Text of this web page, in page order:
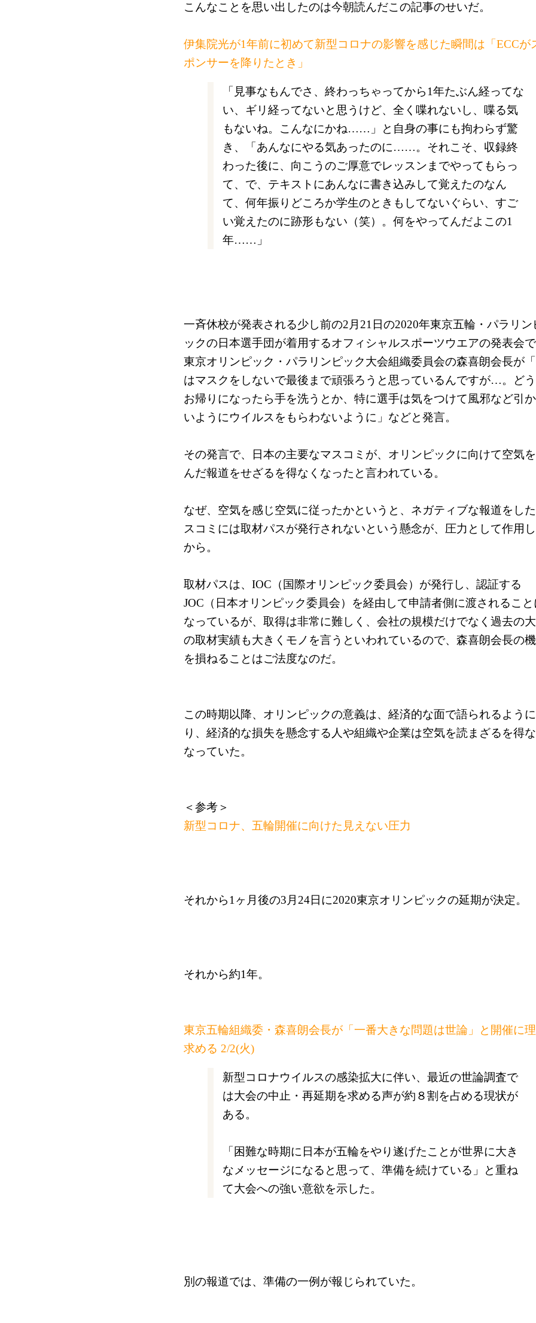
こんなことを思い出したのは今朝読んだこの記事のせいだ。
伊集院光が1年前に初めて新型コロナの影響を感じた瞬間は「ECCが
ポンサーを降りたとき」
「見事なもんでさ、終わっちゃってから1年たぶん経ってな
い、ギリ経ってないと思うけど、全く喋れないし、喋る気
もないね。こんなにかね……」と自身の事にも拘わらず驚
き、「あんなにやる気あったのに……。それこそ、収録終
わった後に、向こうのご厚意でレッスンまでやってもらっ
て、で、テキストにあんなに書き込みして覚えたのなん
て、何年振りどころか学生のときもしてないぐらい、すご
い覚えたのに跡形もない（笑）。何をやってんだよこの1
年……」
一斉休校が発表される少し前の2月21日の2020年東京五輪・パラリン
ックの日本選手団が着用するオフィシャルスポーツウエアの発表会
東京オリンピック・パラリンピック大会組織委員会の森喜朗会長が
はマスクをしないで最後まで頑張ろうと思っているんですが…。ど
お帰りになったら手を洗うとか、特に選手は気をつけて風邪など引
いようにウイルスをもらわないように」などと発言。
その発言で、日本の主要なマスコミが、オリンピックに向けて空気
んだ報道をせざるを得なくなったと言われている。
なぜ、空気を感じ空気に従ったかというと、ネガティブな報道をし
スコミには取材パスが発行されないという懸念が、圧力として作用
から。
取材パスは、IOC（国際オリンピック委員会）が発行し、認証する
JOC（日本オリンピック委員会）を経由して申請者側に渡されること
なっているが、取得は非常に難しく、会社の規模だけでなく過去の
の取材実績も大きくモノを言うといわれているので、森喜朗会長の
を損ねることはご法度なのだ。
この時期以降、オリンピックの意義は、経済的な面で語られるよう
り、経済的な損失を懸念する人や組織や企業は空気を読まざるを得
なっていた。
＜参考＞
新型コロナ、五輪開催に向けた見えない圧力
それから1ヶ月後の3月24日に2020東京オリンピックの延期が決定。
それから約1年。
東京五輪組織委・森喜朗会長が「一番大きな問題は世論」と開催に
求める 2/2(火)
新型コロナウイルスの感染拡大に伴い、最近の世論調査で
は大会の中止・再延期を求める声が約８割を占める現状が
ある。
「困難な時期に日本が五輪をやり遂げたことが世界に大き
なメッセージになると思って、準備を続けている」と重ね
て大会への強い意欲を示した。
別の報道では、準備の一例が報じられていた。